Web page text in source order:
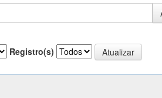
Registro(s)